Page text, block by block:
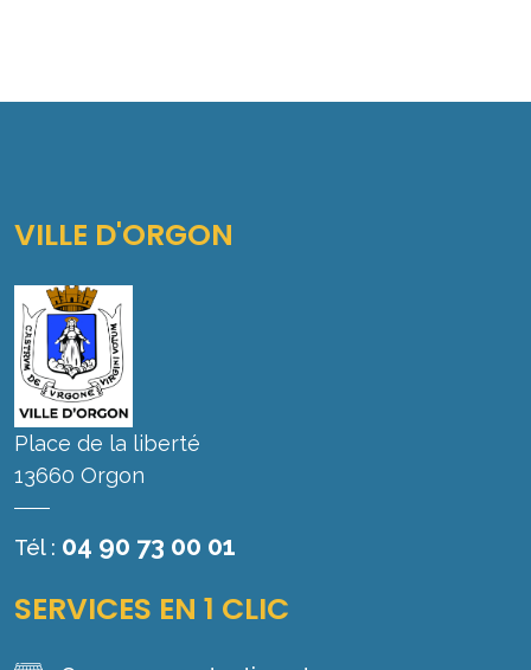
VILLE D'ORGON
Place de la liberté
13660 Orgon
Tél : 04 90 73 00 01
SERVICES EN 1 CLIC